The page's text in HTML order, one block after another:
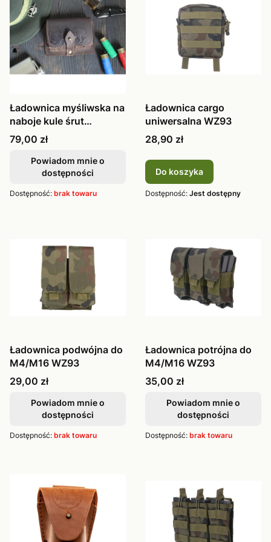
Ładownica myśliwska na
naboje kule śrut
skórzana b
Cena
79,00 zł
Powiadom mnie o
dostępności
Dostępność: brak towaru
Ładownica cargo
uniwersalna WZ93
Cena
28,90 zł
Do koszyka
Dostępność: Jest dostępny
Ładownica podwójna do
M4/M16 WZ93
Cena
29,00 zł
Powiadom mnie o
dostępności
Dostępność: brak towaru
Ładownica potrójna do
M4/M16 WZ93
Cena
35,00 zł
Powiadom mnie o
dostępności
Dostępność: brak towaru